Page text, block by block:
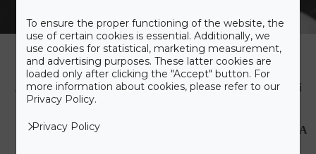
Ismerd meg a Gyűrű Neked
Care+ csomagot
A maximális kényelmet szem előtt tartva állítottuk össze a Gyűrű
Neked Care+ csomagot, melyet alább olvashat.
HIBÁS, VAGY SÉRÜLT ÉKSZEREK JAVÍTÁSA
To ensure the proper functioning of the website, the
use of certain cookies is essential. Additionally, we
use cookies for statistical, marketing measurement,
and advertising purposes. These latter cookies are
loaded only after clicking the "Accept" button. For
more information about cookies, please refer to our
Privacy Policy.
Privacy Policy